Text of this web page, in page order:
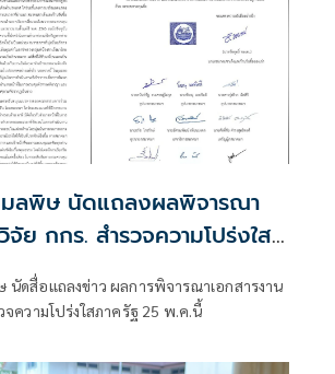
ลพิษ นัดแถลงผลพิจารณา
จัย กกร. สำรวจความโปร่งใส
ดสื่อแถลงข่าว ผลการพิจารณาเอกสารงาน
จความโปร่งใสภาครัฐ 25 พ.ค.นี้